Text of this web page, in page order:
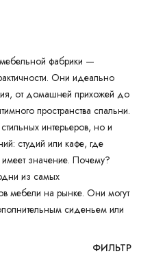
фабрики —
Они идеально
от домашней прихожей до
пространства спальни.
интерьеров, но и
студий или кафе, где
имеет значение. Почему?
из самых
мебели на рынке. Они могут
сиденьем или
ФИЛЬТР